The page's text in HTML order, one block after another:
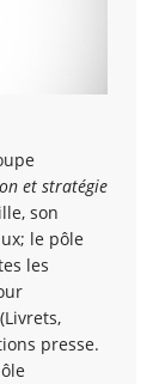
et stratégie
son
le pôle
les
presse.